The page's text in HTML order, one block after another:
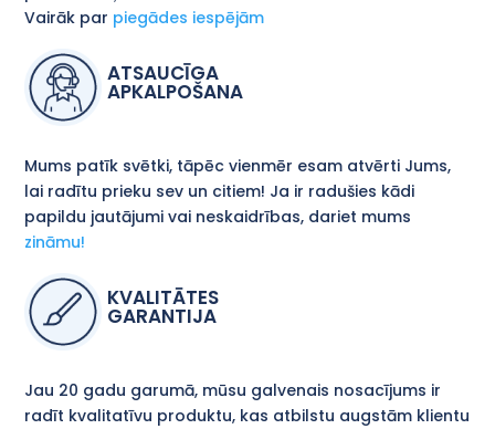
Vairāk par piegādes iespējām
ATSAUCĪGA
APKALPOŠANA
Mums patīk svētki, tāpēc vienmēr esam atvērti Jums,
lai radītu prieku sev un citiem! Ja ir radušies kādi
papildu jautājumi vai neskaidrības, dariet mums
zināmu!
KVALITĀTES
GARANTIJA
Jau 20 gadu garumā, mūsu galvenais nosacījums ir
radīt kvalitatīvu produktu, kas atbilstu augstām klientu